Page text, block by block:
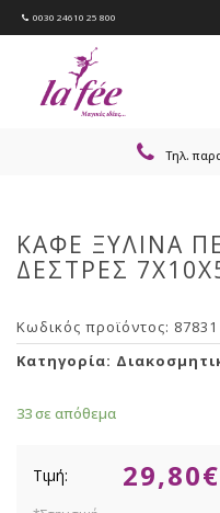
0030 24610 25 800
Τηλ.
ΚΑΦΕ ΞΥΛΙΝΑ
ΔΕΣΤΡΕΣ
Κωδικός προϊόντος: 87831
Κατηγορία:
33 σε απόθεμα
29,80€